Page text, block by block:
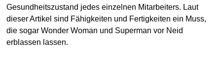
Gesundheitszustand jedes einzelnen Mitarbeiters. Laut
dieser Artikel sind Fähigkeiten und Fertigkeiten ein Muss,
die sogar Wonder Woman und Superman vor Neid
erblassen lassen.